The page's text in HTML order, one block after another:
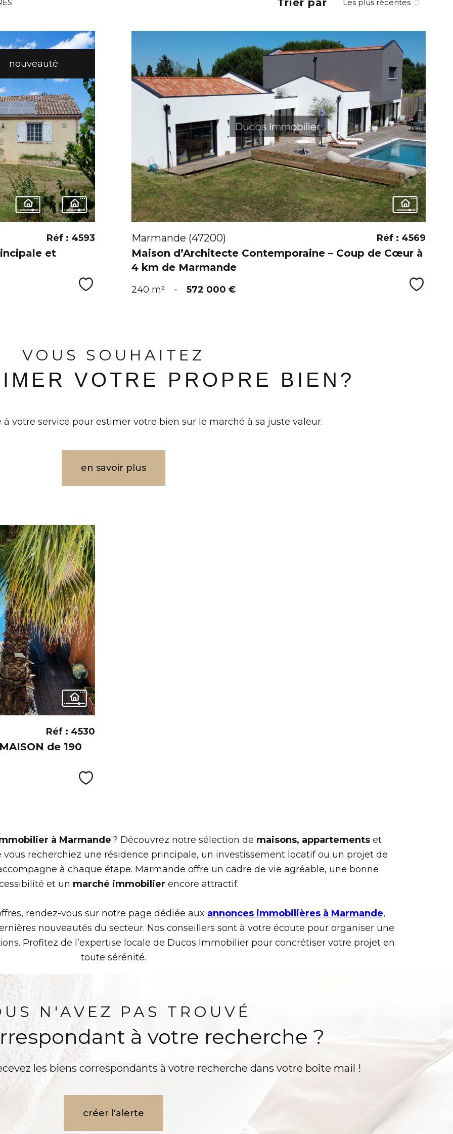
Trier par Les plus récentes
nouveauté
et
Réf : 4593
Sélectionner
VOIR
Marmande (47200)
Maison d’Architecte Contemporaine – Coup de Cœur à
4 km de Marmande
Réf : 4569
240 m² - 572 000 €
VOUS SOUHAITEZ
VOTRE PROPRE BIEN?
votre service pour estimer votre bien sur le marché à sa juste valeur.
en savoir plus
de 190
Réf : 4530
Sélectionner
à Marmande? Découvrez notre sélection de maisons, appartementset
recherchiez une résidence principale, un investissement locatif ou un projet de
à chaque étape. Marmande offre un cadre de vie agréable, une bonne
et un marché immobilier encore attractif.
rendez-vous sur notre page dédiée aux annonces immobilières à Marmande,
nouveautés du secteur. Nos conseillers sont à votre écoute pour organiser une
Profitez de l’expertise locale de Ducos Immobilier pour concrétiser votre projet en
toute sérénité.
N'AVEZ PAS TROUVÉ
à votre recherche ?
les biens correspondants à votre recherche dans votre boîte mail !
créer l'alerte